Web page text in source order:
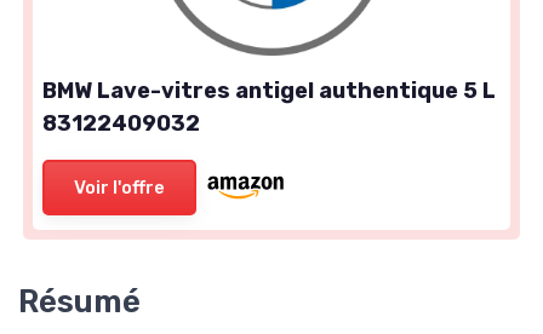
BMW Lave-vitres antigel authentique 5 L
83122409032
Voir l'offre
Résumé